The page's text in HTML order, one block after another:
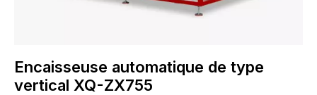
Encaisseuse automatique de type
vertical XQ-ZX755